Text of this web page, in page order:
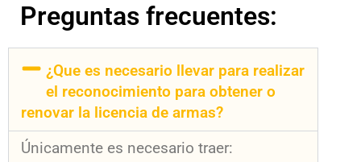
Preguntas frecuentes:
¿Que es necesario llevar para realizar
el reconocimiento para obtener o
renovar la licencia de armas?
Únicamente es necesario traer: